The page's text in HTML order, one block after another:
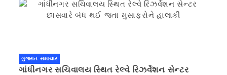
ગુજરાત સમાચાર
ગાંધીનગર સચિવાલય સ્થિત રેલ્વે રિઝર્વેશન સેન્ટર